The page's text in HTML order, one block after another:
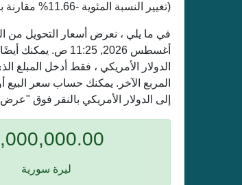
(تغيير النسبة المئوية -11.66% مقارنة بأسعار الأمس ).
أغسطس 2026, 11:25
الدولار الأمريكي ، فقط أدخل
المربع الآخر. يمكنك حساب سعر البيع
إلى الدولار الأمريكي بالنقر فوق
ليرة سورية